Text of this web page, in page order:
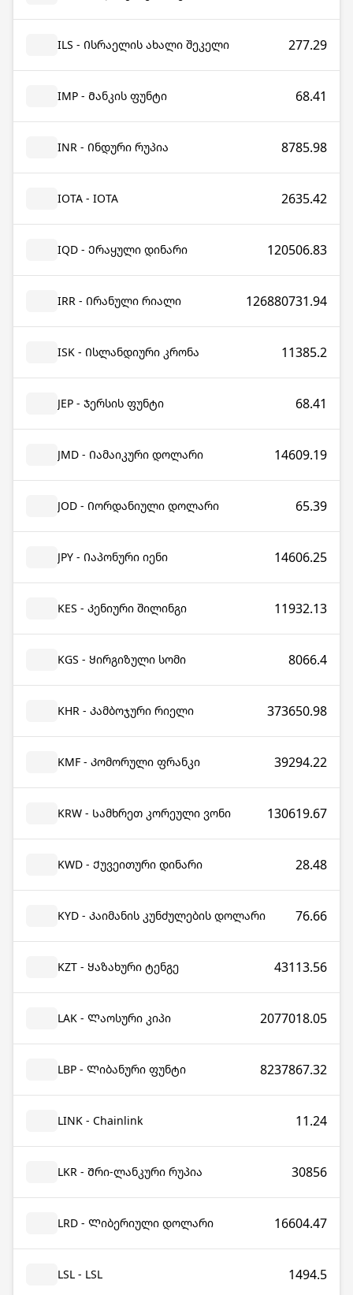
ILS - Ისრაელის ახალი შეკელი 277.29
IMP - Მანკის ფუნტი 68.41
INR - Ინდური რუპია 8785.98
IOTA - IOTA 2635.42
IQD - Ერაყული დინარი 120506.83
IRR - Ირანული რიალი 126880731.94
ISK - Ისლანდიური კრონა 11385.2
JEP - Ჯერსის ფუნტი 68.41
JMD - Იამაიკური დოლარი 14609.19
JOD - Იორდანიული დოლარი 65.39
JPY - Იაპონური იენი 14606.25
KES - Კენიური შილინგი 11932.13
KGS - Ყირგიზული სომი 8066.4
KHR - Კამბოჯური რიელი 373650.98
KMF - Კომორული ფრანკი 39294.22
KRW - Სამხრეთ კორეული ვონი 130619.67
KWD - Ქუვეითური დინარი 28.48
KYD - Კაიმანის კუნძულების დოლარი 76.66
KZT - Ყაზახური ტენგე 43113.56
LAK - Ლაოსური კიპი 2077018.05
LBP - Ლიბანური ფუნტი 8237867.32
LINK - Chainlink 11.24
LKR - Შრი-ლანკური რუპია 30856
LRD - Ლიბერიული დოლარი 16604.47
LSL - LSL 1494.5